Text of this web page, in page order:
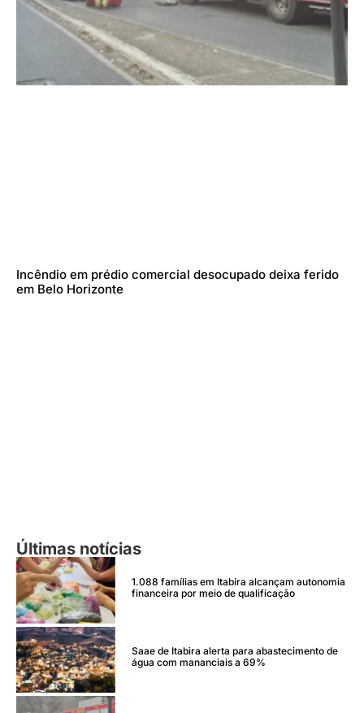
Incêndio em prédio comercial desocupado deixa ferido
em Belo Horizonte
Últimas notícias
1.088 famílias em Itabira alcançam autonomia
financeira por meio de qualificação
Saae de Itabira alerta para abastecimento de
água com mananciais a 69%